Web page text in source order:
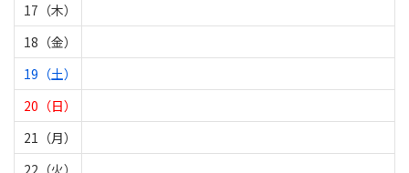
17（木）
18（金）
19（土）
20（日）
21（月）